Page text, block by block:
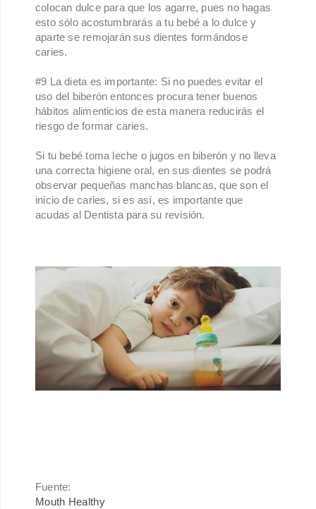
colocan dulce para que los agarre, pues no hagas
esto sólo acostumbrarás a tu bebé a lo dulce y
aparte se remojarán sus dientes formándose
caries.
#9 La dieta es importante: Si no puedes evitar el
uso del biberón entonces procura tener buenos
hábitos alimenticios de esta manera reducirás el
riesgo de formar caries.
Si tu bebé toma leche o jugos en biberón y no lleva
una correcta higiene oral, en sus dientes se podrá
observar pequeñas manchas blancas, que son el
inicio de caries, si es así, es importante que
acudas al Dentista para su revisión.
Fuente:
Mouth Healthy